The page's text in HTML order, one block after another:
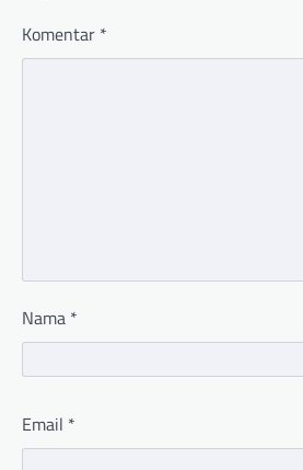
Komentar *
Nama *
Email *